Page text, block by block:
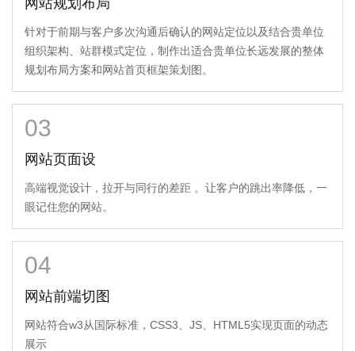
针对于前期与客户多次沟通后确认的网站定位以及结合贵单位
组织架构、站群模式定位，制作出适合贵单位长远发展的整体
规划布局方案和网站首页框架策划图。
03
网站页面设
高端视觉设计，拉开与同行的差距 。让客户的跳出率降低，一
眼记住您的网站。
04
网站前端切图
网站符合w3从国际标准，CSS3、JS、HTML5实现页面的动态
展示